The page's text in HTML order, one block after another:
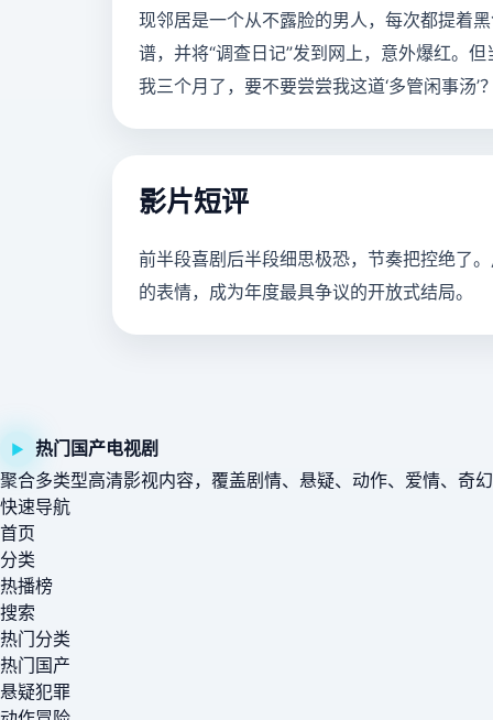
现邻居是一个从不露脸的男人，每次都提着
谱，并将“调查日记”发到网上，意外爆红。
我三个月了，要不要尝尝我这道‘多管闲事汤
影片短评
前半段喜剧后半段细思极恐，节奏把控绝了
的表情，成为年度最具争议的开放式结局。
▶
热门国产电视剧
聚合多类型高清影视内容，覆盖剧情、悬疑、动作、爱情、奇
快速导航
首页
分类
热播榜
搜索
热门分类
热门国产
悬疑犯罪